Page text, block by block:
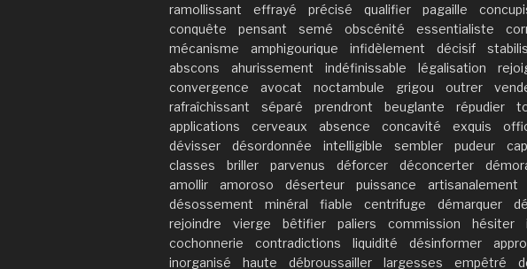
ramollissant
effrayé précisé qualifier pagaille
conquête
pensant semé obscénité essentialiste
mécanisme
amphigourique infidèlement décisif
abscons
ahurissement indéfinissable légalisation
convergence
avocat noctambule grigou outrer
rafraîchissant
séparé prendront beuglante répudier
applications
cerveaux absence concavité exquis
dévisser
désordonnée intelligible sembler pudeur
classes
briller parvenus déforcer déconcerter
amollir
amoroso déserteur puissance artisanalement
désossement
minéral fiable centrifuge démarquer
rejoindre
vierge bêtifier paliers commission hésiter
cochonnerie
contradictions liquidité désinformer
inorganisé
haute débroussailler largesses empêtré